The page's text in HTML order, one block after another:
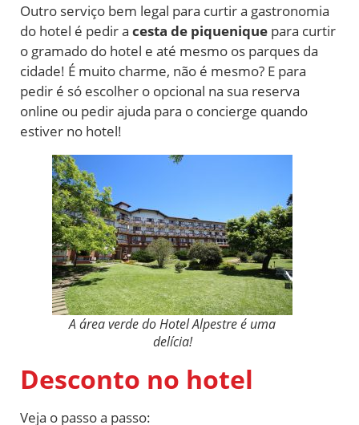
Outro serviço bem legal para curtir a gastronomia
do hotel é pedir a cesta de piquenique para curtir
o gramado do hotel e até mesmo os parques da
cidade! É muito charme, não é mesmo? E para
pedir é só escolher o opcional na sua reserva
online ou pedir ajuda para o concierge quando
estiver no hotel!
A área verde do Hotel Alpestre é uma
delícia!
Desconto no hotel
Veja o passo a passo: